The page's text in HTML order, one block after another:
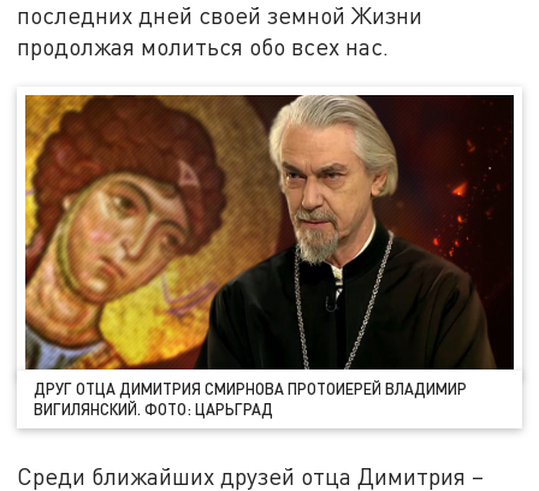
последних дней своей земной Жизни
продолжая молиться обо всех нас.
ДРУГ ОТЦА ДИМИТРИЯ СМИРНОВА ПРОТОИЕРЕЙ ВЛАДИМИР
ВИГИЛЯНСКИЙ. ФОТО: ЦАРЬГРАД
Среди ближайших друзей отца Димитрия –